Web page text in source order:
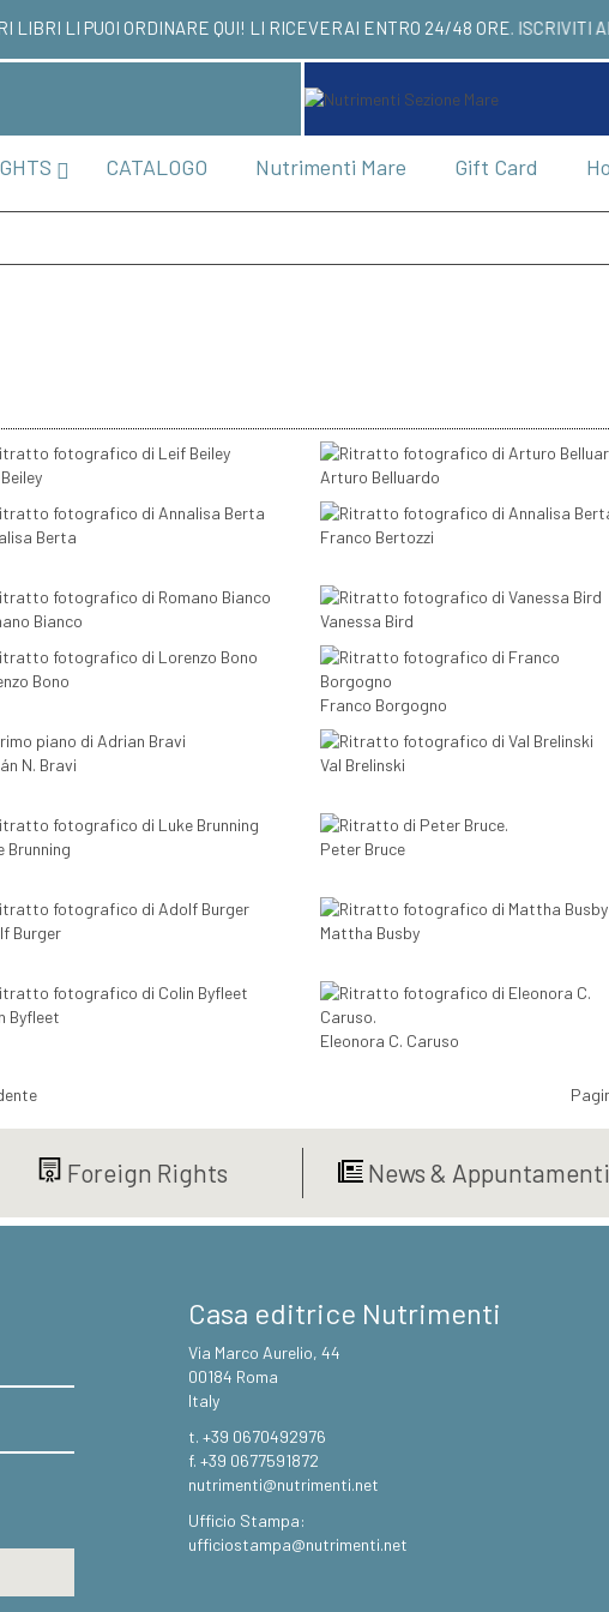
LIBRI LI PUOI ORDINARE QUI! LI RICEVERAI ENTRO
CATALOGO Nutrimenti Mare Gift Card
Arturo Belluardo
Berta Franco Bertozzi
Bianco Vanessa Bird
Bono
Franco Borgogno
N. Bravi
Val Brelinski
Brunning
Peter Bruce
Burger Mattha Busby
Byfleet
Eleonora C. Caruso
Foreign Rights News & Appuntamenti
Casa editrice Nutrimenti
Via Marco Aurelio, 44
00184 Roma
Italy
t. +39 0670492976
f. +39 0677591872
nutrimenti@nutrimenti.net
Ufficio Stampa:
ufficiostampa@nutrimenti.net